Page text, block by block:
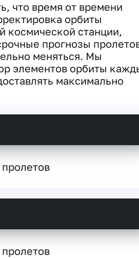
что время от времени
орбиты
космической станции,
прогнозы
меняться. Мы
элементов орбиты
максимально